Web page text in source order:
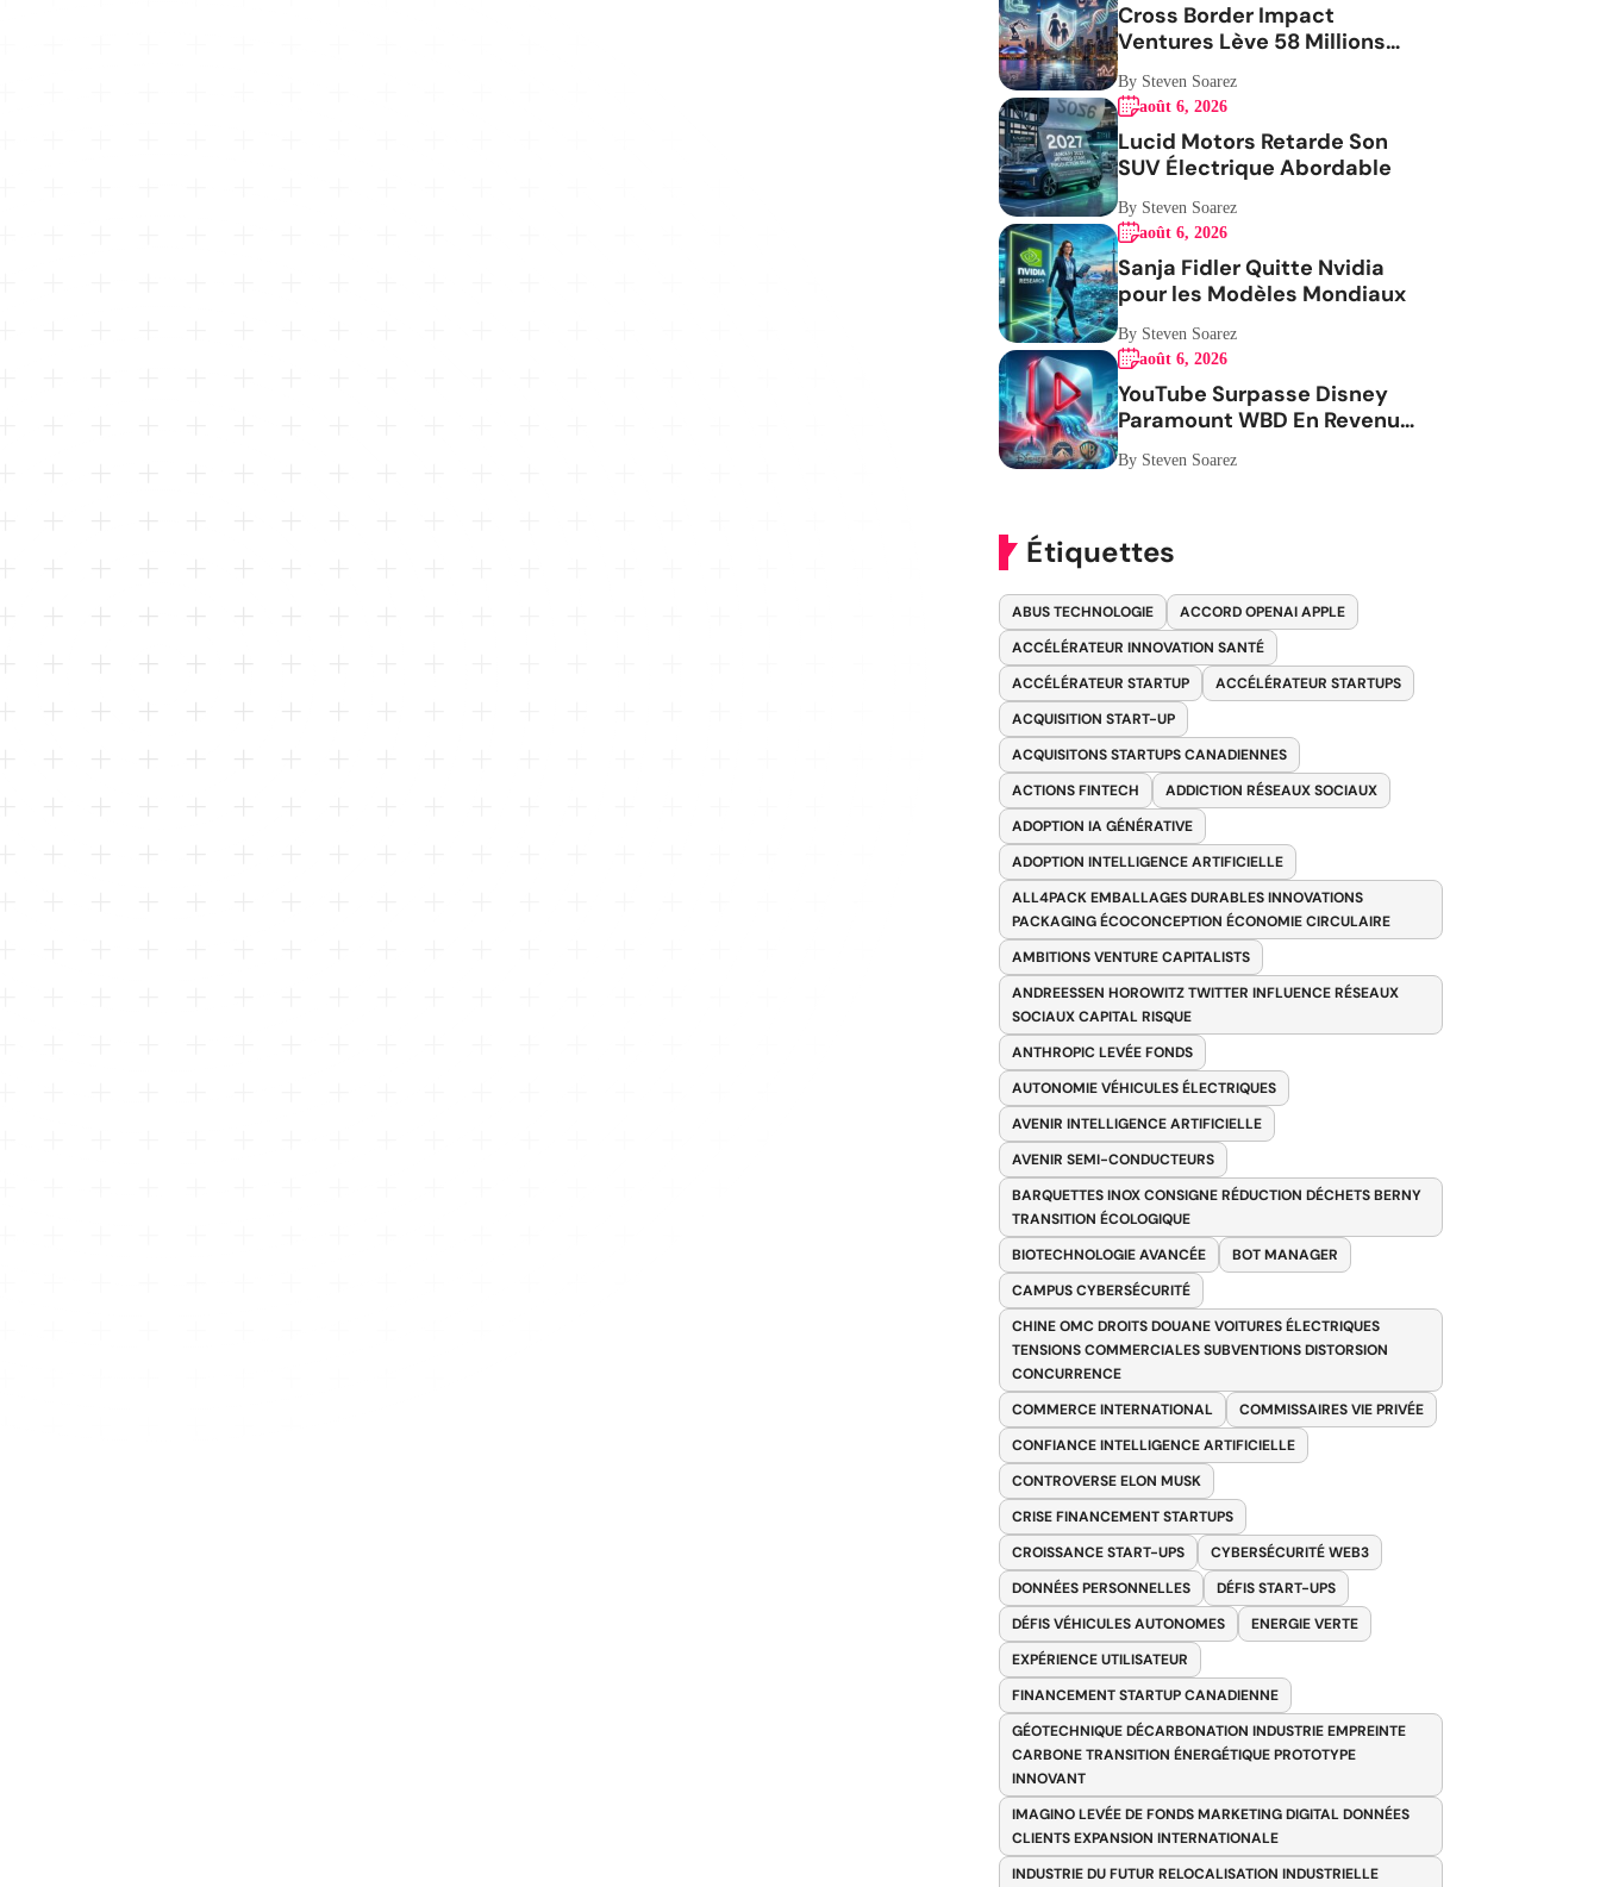
Cross Border Impact
Ventures Lève 58 Millions
USD Pour Santé Femmes
By Steven Soarez
août 6, 2026
Lucid Motors Retarde Son
SUV Électrique Abordable
By Steven Soarez
août 6, 2026
Sanja Fidler Quitte Nvidia
pour les Modèles Mondiaux
By Steven Soarez
août 6, 2026
YouTube Surpasse Disney
Paramount WBD En Revenus
Publicitaires
By Steven Soarez
Étiquettes
ABUS TECHNOLOGIE
ACCORD OPENAI APPLE
ACCÉLÉRATEUR INNOVATION SANTÉ
ACCÉLÉRATEUR STARTUP
ACCÉLÉRATEUR STARTUPS
ACQUISITION START-UP
ACQUISITONS STARTUPS CANADIENNES
ACTIONS FINTECH
ADDICTION RÉSEAUX SOCIAUX
ADOPTION IA GÉNÉRATIVE
ADOPTION INTELLIGENCE ARTIFICIELLE
ALL4PACK EMBALLAGES DURABLES INNOVATIONS
PACKAGING ÉCOCONCEPTION ÉCONOMIE CIRCULAIRE
AMBITIONS VENTURE CAPITALISTS
ANDREESSEN HOROWITZ TWITTER INFLUENCE RÉSEAUX
SOCIAUX CAPITAL RISQUE
ANTHROPIC LEVÉE FONDS
AUTONOMIE VÉHICULES ÉLECTRIQUES
AVENIR INTELLIGENCE ARTIFICIELLE
AVENIR SEMI-CONDUCTEURS
BARQUETTES INOX CONSIGNE RÉDUCTION DÉCHETS BERNY
TRANSITION ÉCOLOGIQUE
BIOTECHNOLOGIE AVANCÉE
BOT MANAGER
CAMPUS CYBERSÉCURITÉ
CHINE OMC DROITS DOUANE VOITURES ÉLECTRIQUES
TENSIONS COMMERCIALES SUBVENTIONS DISTORSION
CONCURRENCE
COMMERCE INTERNATIONAL
COMMISSAIRES VIE PRIVÉE
CONFIANCE INTELLIGENCE ARTIFICIELLE
CONTROVERSE ELON MUSK
CRISE FINANCEMENT STARTUPS
CROISSANCE START-UPS
CYBERSÉCURITÉ WEB3
DONNÉES PERSONNELLES
DÉFIS START-UPS
DÉFIS VÉHICULES AUTONOMES
ENERGIE VERTE
EXPÉRIENCE UTILISATEUR
FINANCEMENT STARTUP CANADIENNE
GÉOTECHNIQUE DÉCARBONATION INDUSTRIE EMPREINTE
CARBONE TRANSITION ÉNERGÉTIQUE PROTOTYPE
INNOVANT
IMAGINO LEVÉE DE FONDS MARKETING DIGITAL DONNÉES
CLIENTS EXPANSION INTERNATIONALE
INDUSTRIE DU FUTUR RELOCALISATION INDUSTRIELLE